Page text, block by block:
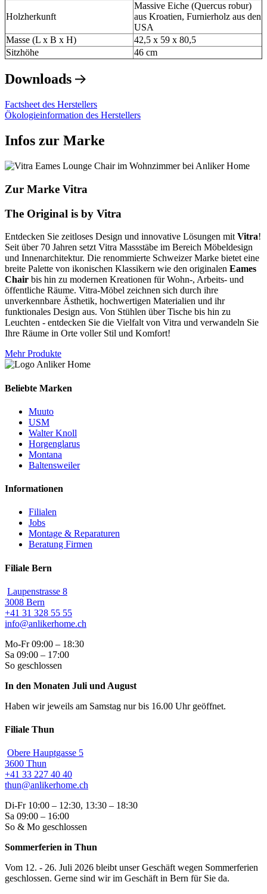
Holzherkunft
Massive Eiche (Quercus robur)
aus Kroatien, Furnierholz aus den
USA
Masse (L x B x H)
42,5 x 59 x 80,5
Sitzhöhe
46 cm
Downloads
Factsheet des Herstellers
Ökologieinformation des Herstellers
Infos zur Marke
Zur Marke Vitra
The Original is by Vitra
Entdecken Sie zeitloses Design und innovative Lösungen mit Vitra!
Seit über 70 Jahren setzt Vitra Massstäbe im Bereich Möbeldesign
und Innenarchitektur. Die renommierte Schweizer Marke bietet eine
breite Palette von ikonischen Klassikern wie den originalen Eames
Chair bis hin zu modernen Kreationen für Wohn-, Arbeits- und
öffentliche Räume. Vitra-Möbel zeichnen sich durch ihre
unverkennbare Ästhetik, hochwertigen Materialien und ihr
funktionales Design aus. Von Stühlen über Tische bis hin zu
Leuchten - entdecken Sie die Vielfalt von Vitra und verwandeln Sie
Ihre Räume in Orte voller Stil und Komfort!
Mehr Produkte
Beliebte Marken
Muuto
USM
Walter Knoll
Horgenglarus
Montana
Baltensweiler
Informationen
Filialen
Jobs
Montage & Reparaturen
Beratung Firmen
Filiale Bern
Laupenstrasse 8
3008 Bern
+41 31 328 55 55
info@anlikerhome.ch
Mo-Fr 09:00 – 18:30
Sa 09:00 – 17:00
So geschlossen
In den Monaten Juli und August
Haben wir jeweils am Samstag nur bis 16.00 Uhr geöffnet.
Filiale Thun
Obere Hauptgasse 5
3600 Thun
+41 33 227 40 40
thun@anlikerhome.ch
Di-Fr 10:00 – 12:30, 13:30 – 18:30
Sa 09:00 – 16:00
So & Mo geschlossen
Sommerferien in Thun
Vom 12. - 26. Juli 2026 bleibt unser Geschäft wegen Sommerferien
geschlossen. Gerne sind wir im Geschäft in Bern für Sie da.